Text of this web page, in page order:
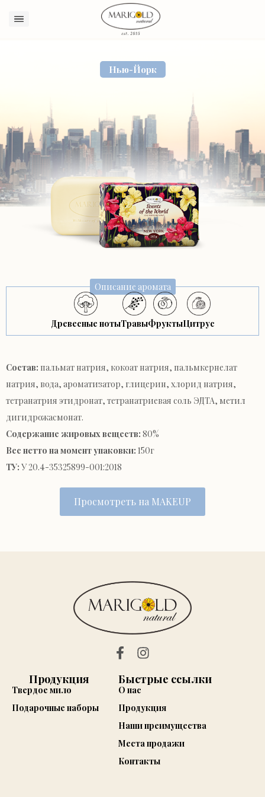
Нью-Йорк
Описание аромата
Древесные нотыТравыФруктыЦитрус
Состав: пальмат натрия, кокоат натрия, пальмкернелат
натрия, вода, ароматизатор, глицерин, хлорид натрия,
тетранатрия этидронат, тетранатриевая соль ЭДТА, метил
дигидрожасмонат.
Содержание жировых веществ: 80%
Вес нетто на момент упаковки: 150г
ТУ: У 20.4-35325899-001:2018
Просмотреть на MAKEUP
Продукция
Твердое мило
Подарочные наборы
Быстрые ссылки
О нас
Продукция
Наши преимущества
Места продажи
Контакты
Sign in
Remember me
Log in
Create an account